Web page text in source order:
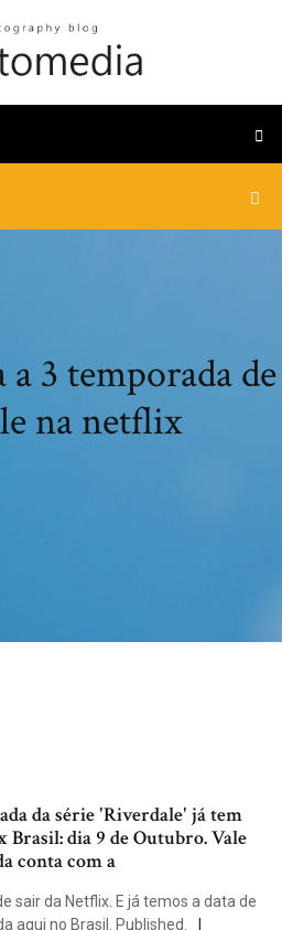
3 temporada de
na netflix
da série 'Riverdale' já tem
Brasil: dia 9 de Outubro. Vale
conta com a
sair da Netflix. E já temos a data de
aqui no Brasil. Published.